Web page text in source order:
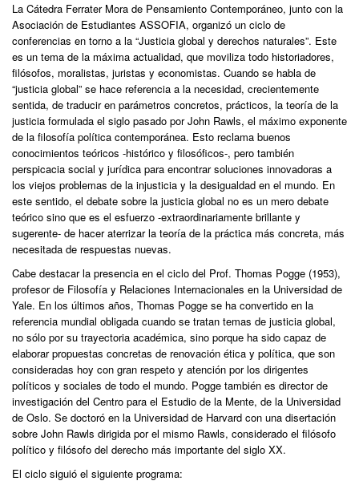
La Cátedra Ferrater Mora de Pensamiento Contemporáneo, junto con la
Asociación de Estudiantes ASSOFIA, organizó un ciclo de
conferencias en torno a la “Justicia global y derechos naturales”. Este
es un tema de la máxima actualidad, que moviliza todo historiadores,
filósofos, moralistas, juristas y economistas. Cuando se habla de
“justicia global” se hace referencia a la necesidad, crecientemente
sentida, de traducir en parámetros concretos, prácticos, la teoría de la
justicia formulada el siglo pasado por John Rawls, el máximo exponente
de la filosofía política contemporánea. Esto reclama buenos
conocimientos teóricos -histórico y filosóficos-, pero también
perspicacia social y jurídica para encontrar soluciones innovadoras a
los viejos problemas de la injusticia y la desigualdad en el mundo. En
este sentido, el debate sobre la justicia global no es un mero debate
teórico sino que es el esfuerzo -extraordinariamente brillante y
sugerente- de hacer aterrizar la teoría de la práctica más concreta, más
necesitada de respuestas nuevas.
Cabe destacar la presencia en el ciclo del Prof. Thomas Pogge (1953),
profesor de Filosofía y Relaciones Internacionales en la Universidad de
Yale. En los últimos años, Thomas Pogge se ha convertido en la
referencia mundial obligada cuando se tratan temas de justicia global,
no sólo por su trayectoria académica, sino porque ha sido capaz de
elaborar propuestas concretas de renovación ética y política, que son
consideradas hoy con gran respeto y atención por los dirigentes
políticos y sociales de todo el mundo. Pogge también es director de
investigación del Centro para el Estudio de la Mente, de la Universidad
de Oslo. Se doctoró en la Universidad de Harvard con una disertación
sobre John Rawls dirigida por el mismo Rawls, considerado el filósofo
político y filósofo del derecho más importante del siglo XX.
El ciclo siguió el siguiente programa: